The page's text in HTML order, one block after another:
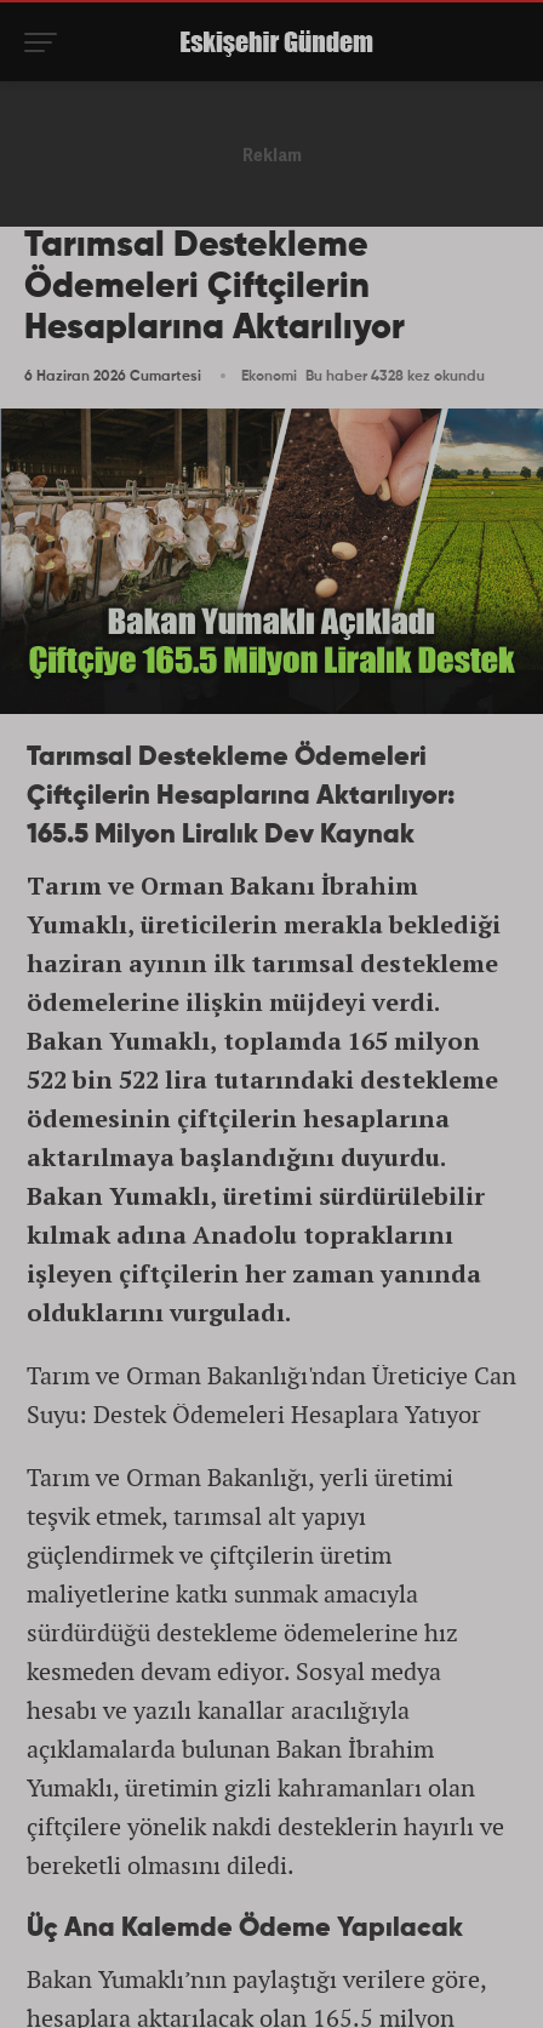
Tarımsal Destekleme
Ödemeleri Çiftçilerin
Hesaplarına Aktarılıyor
6 Haziran 2026 Cumartesi Ekonomi Bu haber 4328 kez okundu
Tarımsal Destekleme Ödemeleri
Çiftçilerin Hesaplarına Aktarılıyor:
165.5 Milyon Liralık Dev Kaynak
Tarım ve Orman Bakanı İbrahim
Yumaklı, üreticilerin merakla beklediği
haziran ayının ilk tarımsal destekleme
ödemelerine ilişkin müjdeyi verdi.
Bakan Yumaklı, toplamda 165 milyon
522 bin 522 lira tutarındaki destekleme
ödemesinin çiftçilerin hesaplarına
aktarılmaya başlandığını duyurdu.
Bakan Yumaklı, üretimi sürdürülebilir
kılmak adına Anadolu topraklarını
işleyen çiftçilerin her zaman yanında
olduklarını vurguladı.
Tarım ve Orman Bakanlığı'ndan Üreticiye Can
Suyu: Destek Ödemeleri Hesaplara Yatıyor
Tarım ve Orman Bakanlığı, yerli üretimi
teşvik etmek, tarımsal alt yapıyı
güçlendirmek ve çiftçilerin üretim
maliyetlerine katkı sunmak amacıyla
sürdürdüğü destekleme ödemelerine hız
kesmeden devam ediyor. Sosyal medya
hesabı ve yazılı kanallar aracılığıyla
açıklamalarda bulunan Bakan İbrahim
Yumaklı, üretimin gizli kahramanları olan
çiftçilere yönelik nakdi desteklerin hayırlı ve
bereketli olmasını diledi.
Üç Ana Kalemde Ödeme Yapılacak
Bakan Yumaklı’nın paylaştığı verilere göre,
hesaplara aktarılacak olan 165.5 milyon